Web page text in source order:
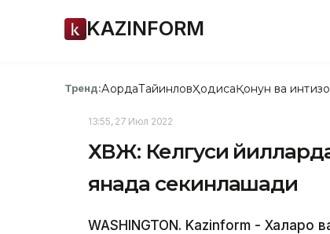
KAZINFORM
Тренд:АқордаТайинловҲодисаҚонун ва
13:55, 27 Июл 2022
ХВЖ: Келгуси
янада секинлашади
WASHINGTON. Kazinform -